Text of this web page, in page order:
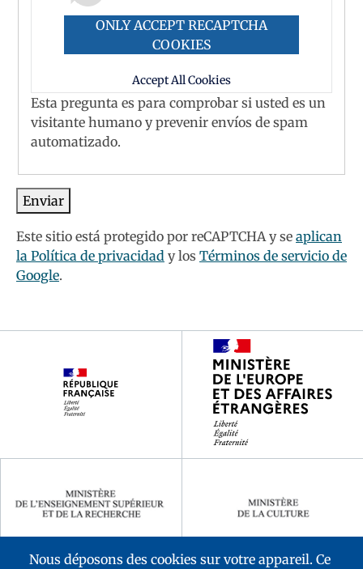
ONLY ACCEPT RECAPTCHA
COOKIES
Accept All Cookies
Esta pregunta es para comprobar si usted es un
visitante humano y prevenir envíos de spam
automatizado.
Este sitio está protegido por reCAPTCHA y se aplican
la Política de privacidad y los Términos de servicio de
Google.
Nous déposons des cookies sur votre appareil. Ce